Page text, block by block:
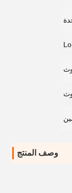
وصف المنتج